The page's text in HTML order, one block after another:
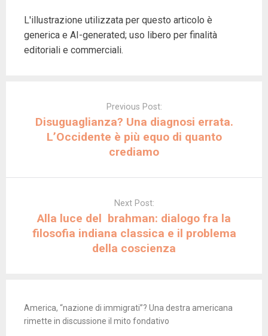
L'illustrazione utilizzata per questo articolo è
generica e AI-generated; uso libero per finalità
editoriali e commerciali.
Previous Post:
Disuguaglianza? Una diagnosi errata.
L’Occidente è più equo di quanto
crediamo
Next Post:
Alla luce del brahman: dialogo fra la
filosofia indiana classica e il problema
della coscienza
America, “nazione di immigrati”? Una destra americana
rimette in discussione il mito fondativo